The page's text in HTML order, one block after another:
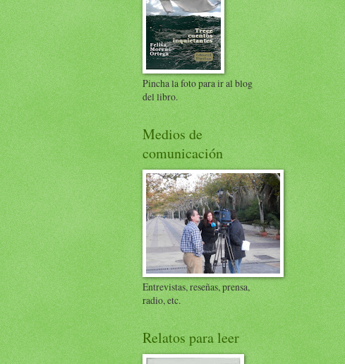
Pincha la foto para ir al blog
del libro.
Medios de
comunicación
Entrevistas, reseñas, prensa,
radio, etc.
Relatos para leer